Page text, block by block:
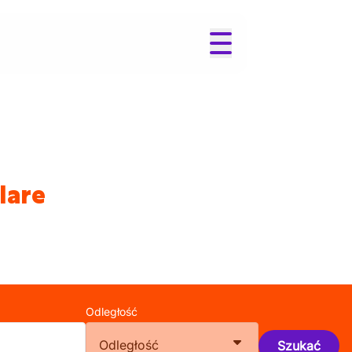
Odległość
Odległość Szukać